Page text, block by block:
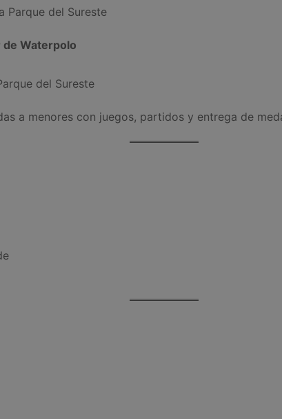
Parque del Sureste
de Waterpolo
del Sureste
a menores con juegos, partidos y entrega de